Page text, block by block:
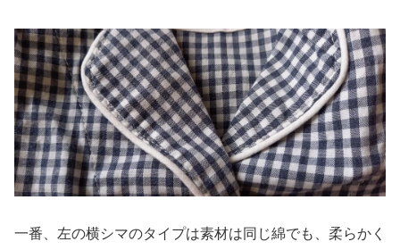
一番、左の横シマのタイプは素材は同じ綿でも、柔らかく